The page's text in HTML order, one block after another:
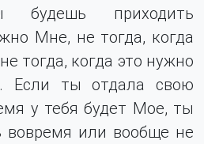
будешь приходить
Мне, не тогда, когда
тогда, когда это нужно
Если ты отдала свою
у тебя будет Мое, ты
вовремя или вообще не